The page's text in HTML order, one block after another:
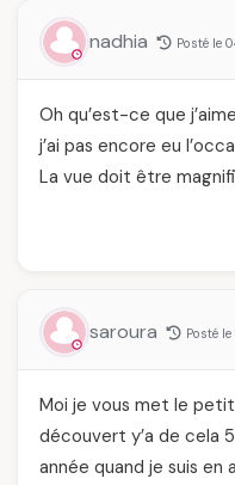
nadhia Posté le
Oh qu’est-ce que
j’ai pas encore eu
La vue doit être
saroura Posté
Moi je vous met le petit
découvert y’a de cela
année quand je suis